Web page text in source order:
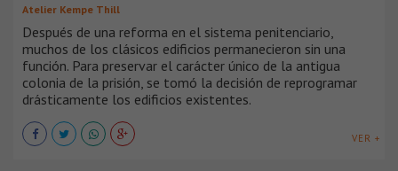
Atelier Kempe Thill
Después de una reforma en el sistema penitenciario,
muchos de los clásicos edificios permanecieron sin una
función. Para preservar el carácter único de la antigua
colonia de la prisión, se tomó la decisión de reprogramar
drásticamente los edificios existentes.
VER +